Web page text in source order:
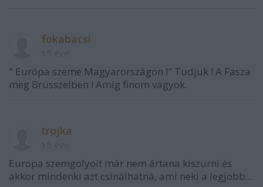
fokabacsi
" Európa szeme Magyarországon !" Tudjuk ! A Fasza
meg Brüsszelben ! Amíg finom vagyok.
trojka
Europa szemgolyoit már nem ártana kiszurni és
akkor mindenki azt csinálhatná, ami neki a legjobb...